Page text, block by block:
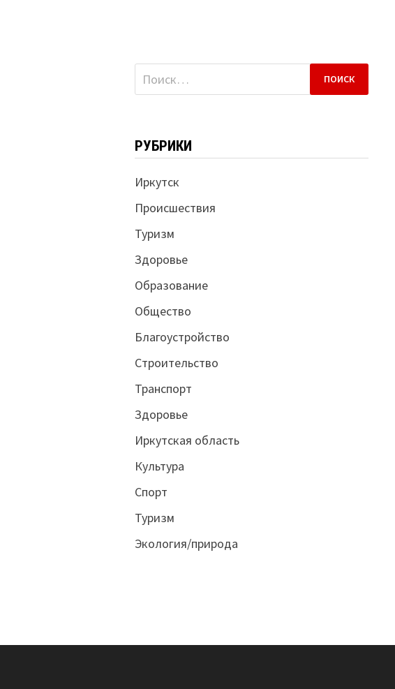
Найти:
РУБРИКИ
Иркутск
Происшествия
Туризм
Здоровье
Образование
Общество
Благоустройство
Строительство
Транспорт
Здоровье
Иркутская область
Культура
Спорт
Туризм
Экология/природа